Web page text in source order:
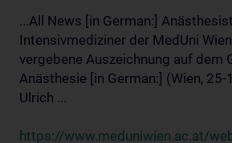
...All News [in German:]
Intensivmediziner der MedUni
vergebene Auszeichnung auf dem
Anästhesie [in German:] (Wien,
Ulrich ...
https://www.meduniwien.ac.at/